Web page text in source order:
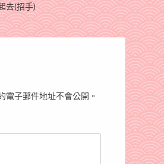
去(招手)
電子郵件地址不會公開。